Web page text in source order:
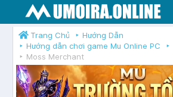
Trang Chủ
Hướng Dẫn
Hướng dẫn chơi game Mu Online PC
Moss Merchant